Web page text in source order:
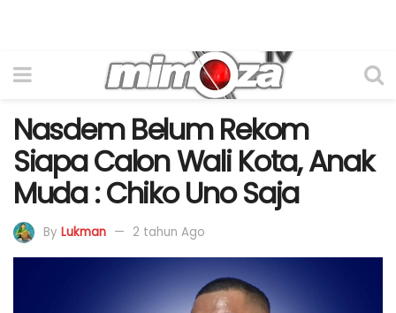
Nasdem Belum Rekom
Siapa Calon Wali Kota, Anak
Muda : Chiko Uno Saja
By Lukman 2 tahun Ago